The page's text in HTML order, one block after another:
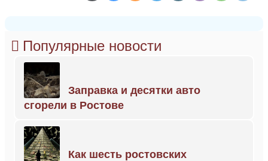
Популярные новости
Заправка и десятки авто
сгорели в Ростове
Как шесть ростовских